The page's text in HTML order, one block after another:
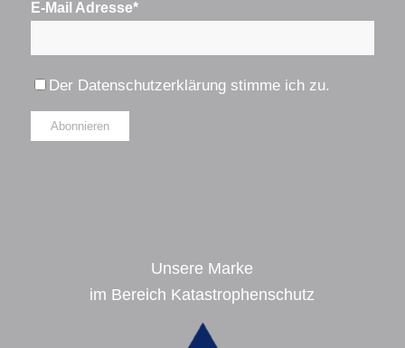
E-Mail Adresse*
Der Datenschutzerklärungstimme ich zu.
Unsere Marke
im Bereich Katastrophenschutz